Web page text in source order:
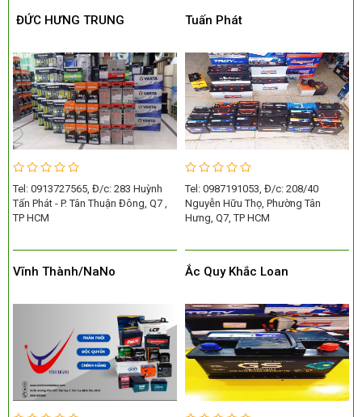
ĐỨC HƯNG TRUNG
Tel: 0913727565, Đ/c: 283 Huỳnh
Tấn Phát - P. Tân Thuận Đông, Q7 ,
TP HCM
Tuấn Phát
Tel: 0987191053, Đ/c: 208/40
Nguyễn Hữu Thọ, Phường Tân
Hưng, Q7, TP HCM
Vĩnh Thành/NaNo Ắc Quy Khắc Loan